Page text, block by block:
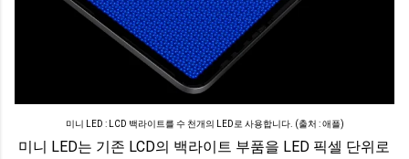
미니 LED : LCD 백라이트를 수 천개의 LED로 사용합니다. (출처 : 애플)
미니 LED는 기존 LCD의 백라이트 부품을 LED 픽셀 단위로